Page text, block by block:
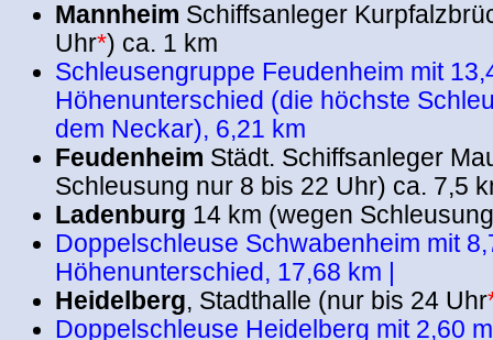
Mannheim Schiffsanleger
Uhr*) ca. 1 km
Schleusengruppe Feudenheim mit
Höhenunterschied (die höchste
dem Neckar), 6,21 km
Feudenheim Städt. Schiffsanleger
Schleusung nur 8 bis 22 Uhr) ca. 7,5
Ladenburg 14 km (wegen
Doppelschleuse Schwabenheim mit
Höhenunterschied, 17,68 km |
Heidelberg, Stadthalle (nur bis 24 Uhr
Doppelschleuse Heidelberg mit 2,60 m